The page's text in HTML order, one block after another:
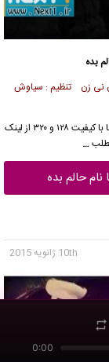
بده
نى زن
تنظیم : سیاوش
متن آهنگ جدید حالم بده از شهاب رمضان ودانلود این آهنگ زیبا با کیفیت ۱۲۸ و ۳۲۰ از لینک
…
حالم بده
10th ژانویه 2015
0:00